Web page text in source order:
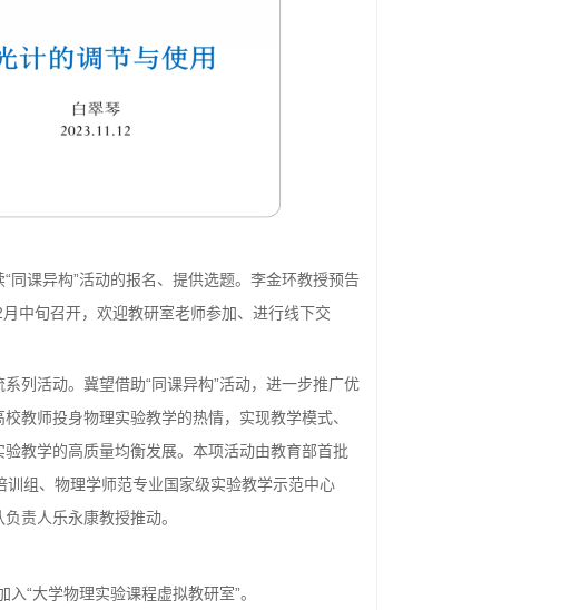
课异构”活动的报名、提供选题。李金环教授预告
中旬召开，欢迎教研室老师参加、进行线下交
列活动。冀望借助“同课异构”活动，进一步推广优
教师投身物理实验教学的热情，实现教学模式、
教学的高质量均衡发展。本项活动由教育部首批
训组、物理学师范专业国家级实验教学示范中心
责人乐永康教授推动。
“大学物理实验课程虚拟教研室”。